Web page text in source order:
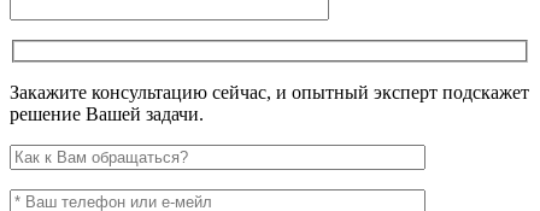
Закажите консультацию сейчас, и опытный эксперт подскажет
решение Вашей задачи.